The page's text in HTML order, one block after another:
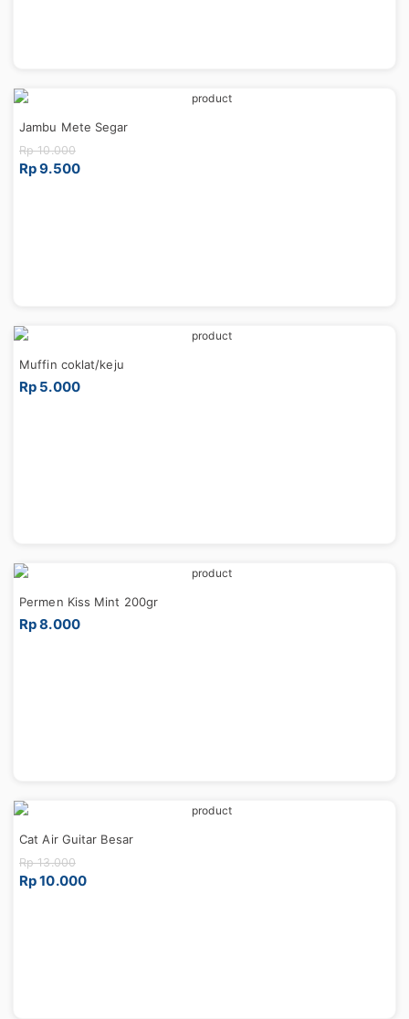
Jambu Mete Segar
Rp 10.000
Rp 9.500
Muffin coklat/keju
Rp 5.000
Permen Kiss Mint 200gr
Rp 8.000
Cat Air Guitar Besar
Rp 13.000
Rp 10.000